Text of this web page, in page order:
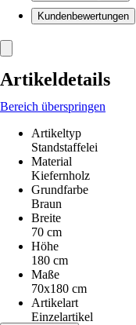
Kundenbewertungen
Artikeldetails
Bereich überspringen
Artikeltyp
Standstaffelei
Material
Kiefernholz
Grundfarbe
Braun
Breite
70 cm
Höhe
180 cm
Maße
70x180 cm
Artikelart
Einzelartikel